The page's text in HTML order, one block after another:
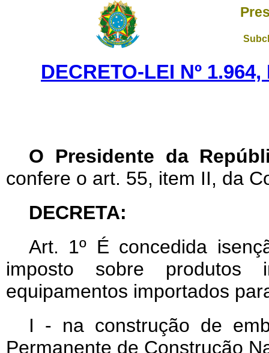
DECRETO-LEI Nº
O Presidente da
confere o art. 55, item II, da
DECRETA:
Art. 1º É concedida
imposto sobre produtos
equipamentos importados
I - na construção de
Permanente de Construção